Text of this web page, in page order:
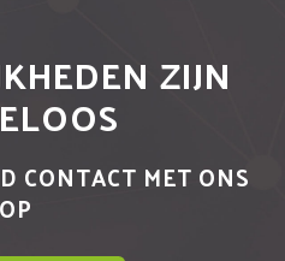
ZIJN
CONTACT MET ONS
OP